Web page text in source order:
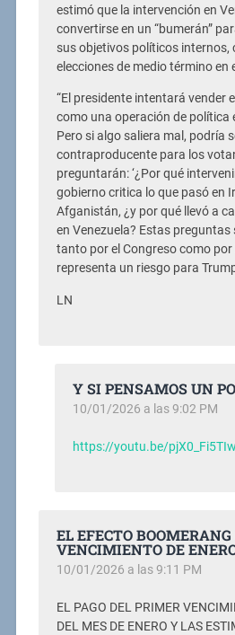
estimó que la intervención en
convertirse en un “bumerán”
sus objetivos políticos internos,
elecciones de medio término en
“El presidente intentará vender
como una operación de política
Pero si algo saliera mal, podría
contraproducente para los
preguntarán: ‘¿Por qué
gobierno critica lo que pasó en
Afganistán, ¿y por qué llevó a
en Venezuela? Estas
tanto por el Congreso como
representa un riesgo para
LN
Y SI PENSAMOS UN
10/01/2026 a las 9:02 PM
https://youtu.be/pjX0_Fi5TIw
EL EFECTO BOOMERANG
VENCIMIENTO DE
10/01/2026 a las 9:11 PM
EL PAGO DEL PRIMER
DEL MES DE ENERO Y LAS